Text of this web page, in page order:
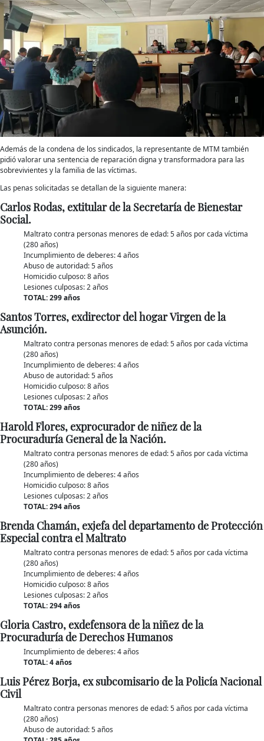
Además de la condena de los sindicados, la representante de MTM también
pidió valorar una sentencia de reparación digna y transformadora para las
sobrevivientes y la familia de las víctimas.
Las penas solicitadas se detallan de la siguiente manera:
Carlos Rodas, extitular de la Secretaría de Bienestar
Social.
Maltrato contra personas menores de edad: 5 años por cada víctima
(280 años)
Incumplimiento de deberes: 4 años
Abuso de autoridad: 5 años
Homicidio culposo: 8 años
Lesiones culposas: 2 años
TOTAL: 299 años
Santos Torres, exdirector del hogar Virgen de la
Asunción.
Maltrato contra personas menores de edad: 5 años por cada víctima
(280 años)
Incumplimiento de deberes: 4 años
Abuso de autoridad: 5 años
Homicidio culposo: 8 años
Lesiones culposas: 2 años
TOTAL: 299 años
Harold Flores, exprocurador de niñez de la
Procuraduría General de la Nación.
Maltrato contra personas menores de edad: 5 años por cada víctima
(280 años)
Incumplimiento de deberes: 4 años
Homicidio culposo: 8 años
Lesiones culposas: 2 años
TOTAL: 294 años
Brenda Chamán, exjefa del departamento de Protección
Especial contra el Maltrato
Maltrato contra personas menores de edad: 5 años por cada víctima
(280 años)
Incumplimiento de deberes: 4 años
Homicidio culposo: 8 años
Lesiones culposas: 2 años
TOTAL: 294 años
Gloria Castro, exdefensora de la niñez de la
Procuraduría de Derechos Humanos
Incumplimiento de deberes: 4 años
TOTAL: 4 años
Luis Pérez Borja, ex subcomisario de la Policía Nacional
Civil
Maltrato contra personas menores de edad: 5 años por cada víctima
(280 años)
Abuso de autoridad: 5 años